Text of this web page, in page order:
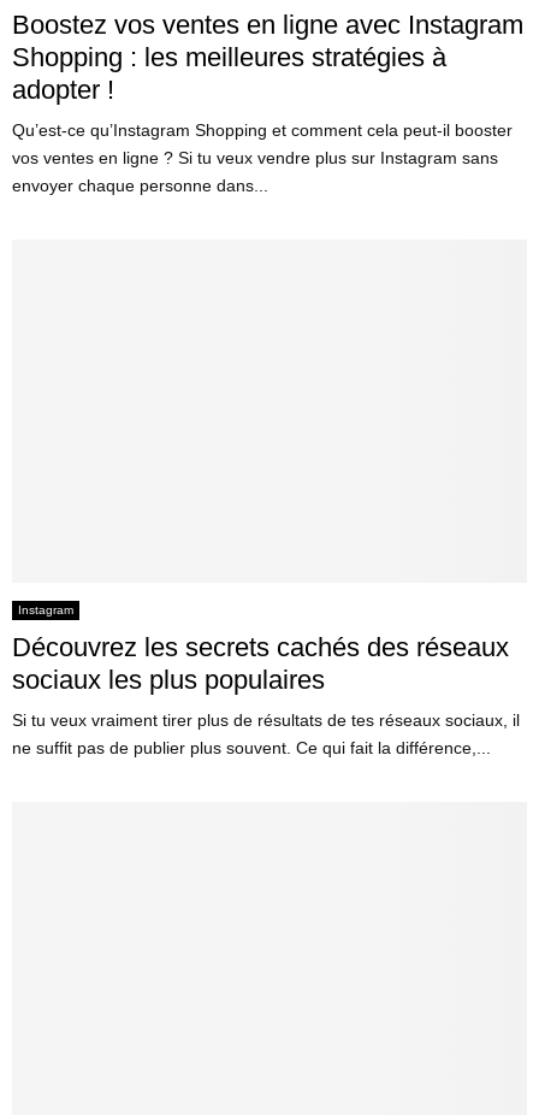
Boostez vos ventes en ligne avec Instagram
Shopping : les meilleures stratégies à
adopter !
Qu’est-ce qu’Instagram Shopping et comment cela peut-il booster
vos ventes en ligne ? Si tu veux vendre plus sur Instagram sans
envoyer chaque personne dans...
Instagram
Découvrez les secrets cachés des réseaux
sociaux les plus populaires
Si tu veux vraiment tirer plus de résultats de tes réseaux sociaux, il
ne suffit pas de publier plus souvent. Ce qui fait la différence,...